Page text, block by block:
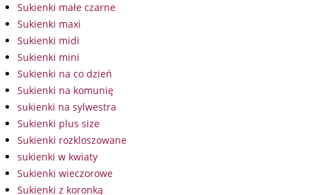
Sukienki małe czarne
Sukienki maxi
Sukienki midi
Sukienki mini
Sukienki na co dzień
Sukienki na komunię
sukienki na sylwestra
Sukienki plus size
Sukienki rozkloszowane
sukienki w kwiaty
Sukienki wieczorowe
Sukienki z koronką